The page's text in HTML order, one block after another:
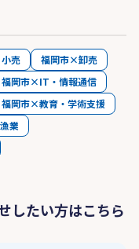
売
福岡市×卸売
福岡市×IT・情報通信
福岡市×教育・学術支援
業
したい方はこちら